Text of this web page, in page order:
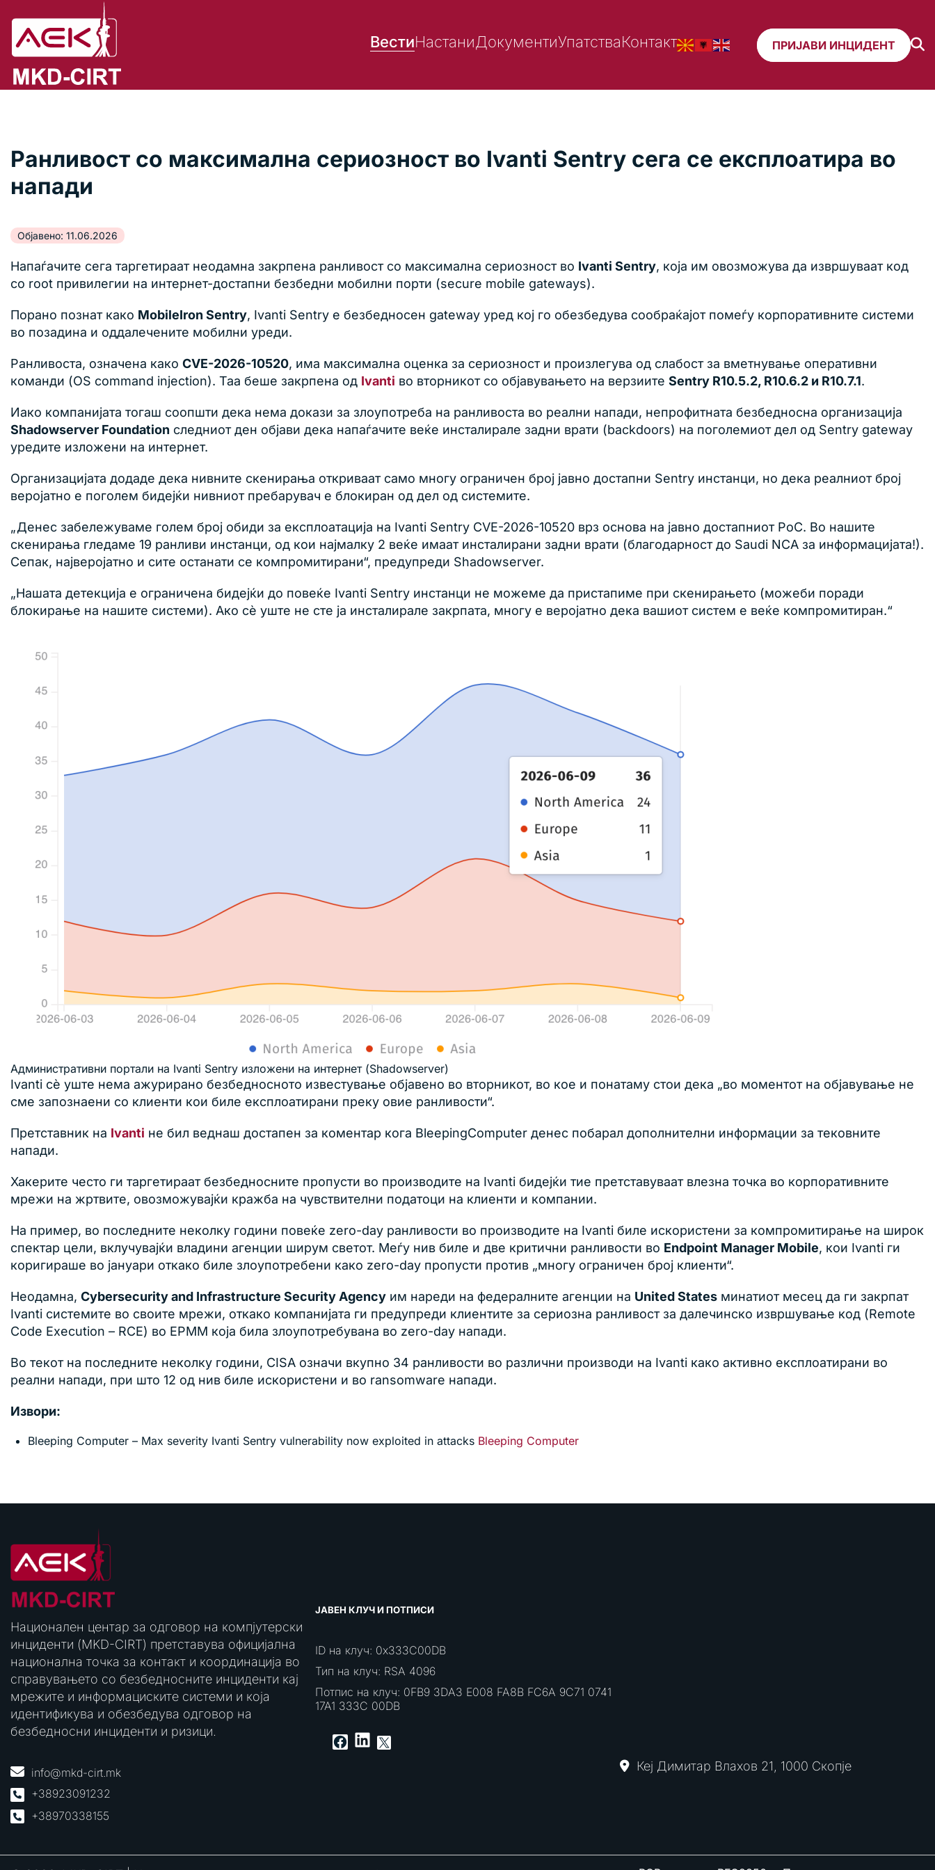
ВестиНастаниДокументиУпатстваКонтакт ПРИЈАВИ ИНЦИДЕНТ
Ранливост со максимална сериозност во Ivanti Sentry сега се експлоатира во
напади
Објавено: 11.06.2026
Напаѓачите сега таргетираат неодамна закрпена ранливост со максимална сериозност во Ivanti Sentry, која им овозможува да извршуваат код
со root привилегии на интернет-достапни безбедни мобилни порти (secure mobile gateways).
Порано познат како MobileIron Sentry, Ivanti Sentry е безбедносен gateway уред кој го обезбедува сообраќајот помеѓу корпоративните системи
во позадина и оддалечените мобилни уреди.
Ранливоста, означена како CVE-2026-10520, има максимална оценка за сериозност и произлегува од слабост за вметнување оперативни
команди (OS command injection). Таа беше закрпена од Ivanti во вторникот со објавувањето на верзиите Sentry R10.5.2, R10.6.2 и R10.7.1.
Иако компанијата тогаш соопшти дека нема докази за злоупотреба на ранливоста во реални напади, непрофитната безбедносна организација
Shadowserver Foundation следниот ден објави дека напаѓачите веќе инсталирале задни врати (backdoors) на поголемиот дел од Sentry gateway
уредите изложени на интернет.
Организацијата додаде дека нивните скенирања откриваат само многу ограничен број јавно достапни Sentry инстанци, но дека реалниот број
веројатно е поголем бидејќи нивниот пребарувач е блокиран од дел од системите.
„Денес забележуваме голем број обиди за експлоатација на Ivanti Sentry CVE-2026-10520 врз основа на јавно достапниот PoC. Во нашите
скенирања гледаме 19 ранливи инстанци, од кои најмалку 2 веќе имаат инсталирани задни врати (благодарност до Saudi NCA за информацијата!).
Сепак, најверојатно и сите останати се компромитирани“, предупреди Shadowserver.
„Нашата детекција е ограничена бидејќи до повеќе Ivanti Sentry инстанци не можеме да пристапиме при скенирањето (можеби поради
блокирање на нашите системи). Ако сè уште не сте ја инсталирале закрпата, многу е веројатно дека вашиот систем е веќе компромитиран.“
Административни портали на Ivanti Sentry изложени на интернет (Shadowserver)
Ivanti сè уште нема ажурирано безбедносното известување објавено во вторникот, во кое и понатаму стои дека „во моментот на објавување не
сме запознаени со клиенти кои биле експлоатирани преку овие ранливости“.
Претставник на Ivanti не бил веднаш достапен за коментар кога BleepingComputer денес побарал дополнителни информации за тековните
напади.
Хакерите често ги таргетираат безбедносните пропусти во производите на Ivanti бидејќи тие претставуваат влезна точка во корпоративните
мрежи на жртвите, овозможувајќи кражба на чувствителни податоци на клиенти и компании.
На пример, во последните неколку години повеќе zero-day ранливости во производите на Ivanti биле искористени за компромитирање на широк
спектар цели, вклучувајќи владини агенции ширум светот. Меѓу нив биле и две критични ранливости во Endpoint Manager Mobile, кои Ivanti ги
коригираше во јануари откако биле злоупотребени како zero-day пропусти против „многу ограничен број клиенти“.
Неодамна, Cybersecurity and Infrastructure Security Agency им нареди на федералните агенции на United States минатиот месец да ги закрпат
Ivanti системите во своите мрежи, откако компанијата ги предупреди клиентите за сериозна ранливост за далечинско извршување код (Remote
Code Execution – RCE) во EPMM која била злоупотребувана во zero-day напади.
Во текот на последните неколку години, CISA означи вкупно 34 ранливости во различни производи на Ivanti како активно експлоатирани во
реални напади, при што 12 од нив биле искористени и во ransomware напади.
Извори:
Bleeping Computer – Max severity Ivanti Sentry vulnerability now exploited in attacks Bleeping Computer
Национален центар за одговор на компјутерски
инциденти (MKD-CIRT) претставува официјална
национална точка за контакт и координација во
справувањето со безбедносните инциденти кај
мрежите и информациските системи и која
идентификува и обезбедува одговор на
безбедносни инциденти и ризици.
info@mkd-cirt.mk
+38923091232
+38970338155
ЈАВЕН КЛУЧ И ПОТПИСИ
ID на клуч: 0x333C00DB
Тип на клуч: RSA 4096
Потпис на клуч: 0FB9 3DA3 E008 FA8B FC6A 9C71 0741
17A1 333C 00DB
Facebook
LinkedIn
X
Кеј Димитар Влахов 21, 1000 Скопје